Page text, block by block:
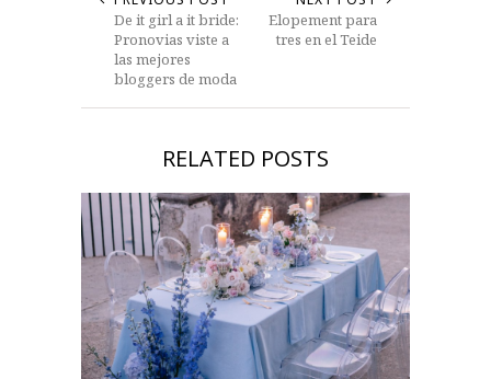
De it girl a it bride:
Pronovias viste a
las mejores
bloggers de moda
Elopement para
tres en el Teide
RELATED POSTS